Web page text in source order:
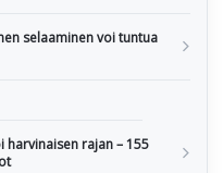
selaaminen voi tuntua
harvinaisen rajan – 155